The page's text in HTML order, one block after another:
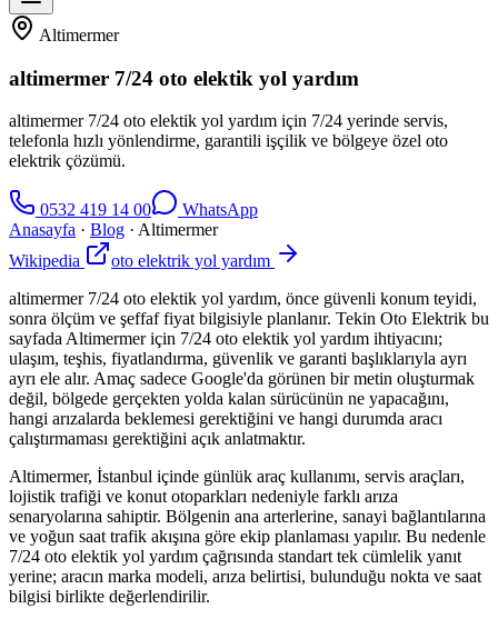
Altimermer
altimermer 7/24 oto elektik yol yardım
altimermer 7/24 oto elektik yol yardım için 7/24 yerinde servis,
telefonla hızlı yönlendirme, garantili işçilik ve bölgeye özel oto
elektrik çözümü.
0532 419 14 00
WhatsApp
Anasayfa · Blog · Altimermer
Wikipedia
oto elektrik yol yardım
altimermer 7/24 oto elektik yol yardım, önce güvenli konum teyidi,
sonra ölçüm ve şeffaf fiyat bilgisiyle planlanır. Tekin Oto Elektrik bu
sayfada Altimermer için 7/24 oto elektik yol yardım ihtiyacını;
ulaşım, teşhis, fiyatlandırma, güvenlik ve garanti başlıklarıyla ayrı
ayrı ele alır. Amaç sadece Google'da görünen bir metin oluşturmak
değil, bölgede gerçekten yolda kalan sürücünün ne yapacağını,
hangi arızalarda beklemesi gerektiğini ve hangi durumda aracı
çalıştırmaması gerektiğini açık anlatmaktır.
Altimermer, İstanbul içinde günlük araç kullanımı, servis araçları,
lojistik trafiği ve konut otoparkları nedeniyle farklı arıza
senaryolarına sahiptir. Bölgenin ana arterlerine, sanayi bağlantılarına
ve yoğun saat trafik akışına göre ekip planlaması yapılır. Bu nedenle
7/24 oto elektik yol yardım çağrısında standart tek cümlelik yanıt
yerine; aracın marka modeli, arıza belirtisi, bulunduğu nokta ve saat
bilgisi birlikte değerlendirilir.